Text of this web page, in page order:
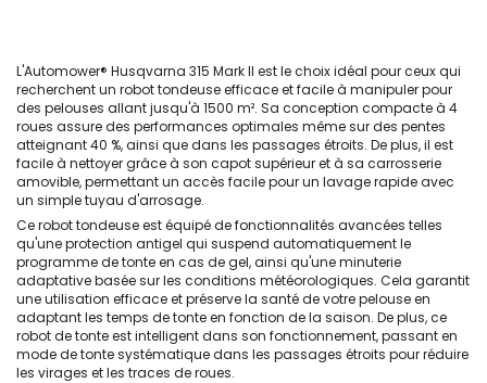
L'Automower® Husqvarna 315 Mark II est le choix idéal pour ceux qui
recherchent un robot tondeuse efficace et facile à manipuler pour
des pelouses allant jusqu'à 1500 m². Sa conception compacte à 4
roues assure des performances optimales même sur des pentes
atteignant 40 %, ainsi que dans les passages étroits. De plus, il est
facile à nettoyer grâce à son capot supérieur et à sa carrosserie
amovible, permettant un accès facile pour un lavage rapide avec
un simple tuyau d'arrosage.
Ce robot tondeuse est équipé de fonctionnalités avancées telles
qu'une protection antigel qui suspend automatiquement le
programme de tonte en cas de gel, ainsi qu'une minuterie
adaptative basée sur les conditions météorologiques. Cela garantit
une utilisation efficace et préserve la santé de votre pelouse en
adaptant les temps de tonte en fonction de la saison. De plus, ce
robot de tonte est intelligent dans son fonctionnement, passant en
mode de tonte systématique dans les passages étroits pour réduire
les virages et les traces de roues.